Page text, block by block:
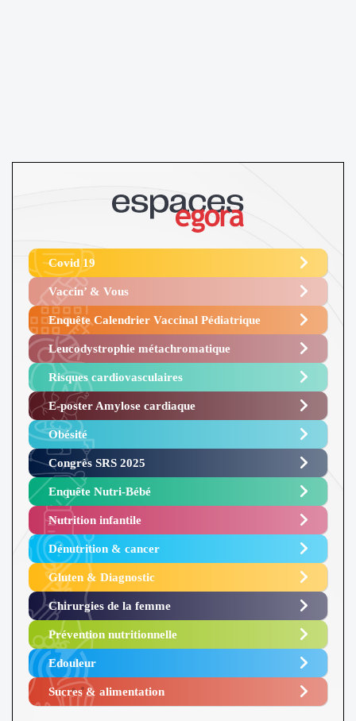
Covid 19
Vaccin’ & Vous
Enquête Calendrier Vaccinal Pédiatrique
Leucodystrophie métachromatique
Risques cardiovasculaires
E-poster Amylose cardiaque ​
Obésité ​
Congrès SRS 2025 ​
Enquête Nutri-Bébé ​
Nutrition infantile
Dénutrition & cancer
Gluten & Diagnostic
Chirurgies de la femme
Prévention nutritionnelle
Edouleur​
Sucres & alimentation​